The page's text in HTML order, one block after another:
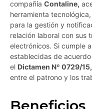
compañía Contaline,
herramienta
para la gestión y
relación laboral con sus
electrónicos. Si cumple
establecidas de
el Dictamen Nº 0729/15,
entre el patrono y los
Beneficios